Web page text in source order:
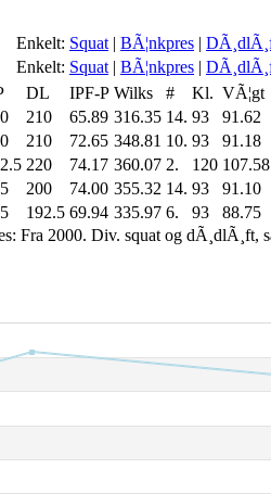
Enkelt: Squat | BÃ¦nkpres |
Enkelt: Squat | BÃ¦nkpres |
DL IPF-P Wilks # Kl. VÃ¦gt
210 65.89 316.35 14. 93 91.62
210 72.65 348.81 10. 93 91.18
220 74.17 360.07 2. 120 107.58
200 74.00 355.32 14. 93 91.10
192.5 69.94 335.97 6. 93 88.75
Fra 2000. Div. squat og